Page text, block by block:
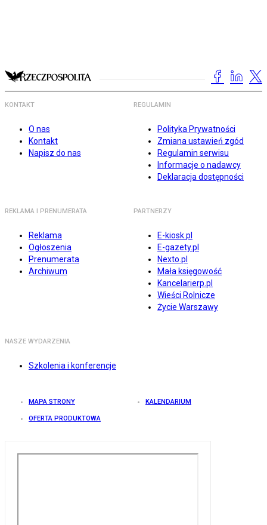
KONTAKT
O nas
Kontakt
Napisz do nas
REGULAMIN
Polityka Prywatności
Zmiana ustawień zgód
Regulamin serwisu
Informacje o nadawcy
Deklaracja dostępności
REKLAMA I PRENUMERATA
Reklama
Ogłoszenia
Prenumerata
Archiwum
PARTNERZY
E-kiosk.pl
E-gazety.pl
Nexto.pl
Mała księgowość
Kancelarierp.pl
Wieści Rolnicze
Życie Warszawy
NASZE WYDARZENIA
Szkolenia i konferencje
MAPA STRONY KALENDARIUM
OFERTA PRODUKTOWA